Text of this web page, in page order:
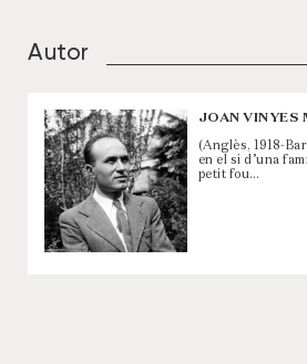
Autor
JOAN VINYES
(Anglès, 1918-
en el si d’una
petit fou…